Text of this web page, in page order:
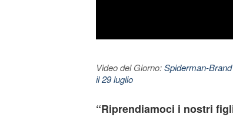
Video del Giorno:Spiderman-
il 29 luglio
“Riprendiamoci i nostri